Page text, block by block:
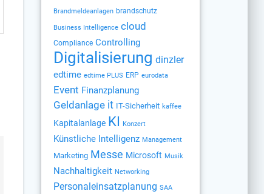
Brandmeldeanlagen brandschutz
Business Intelligence cloud
Compliance Controlling
Digitalisierung dinzler
edtime edtime PLUS ERP eurodata
Event Finanzplanung
Geldanlage it IT-Sicherheit kaffee
Kapitalanlage KI Konzert
Künstliche Intelligenz Management
Marketing Messe Microsoft Musik
Nachhaltigkeit Networking
Personaleinsatzplanung SAA